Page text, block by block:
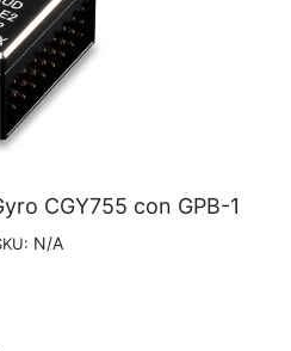
CGY755 con GPB-1
N/A